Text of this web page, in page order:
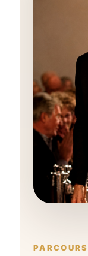
PARCOURS